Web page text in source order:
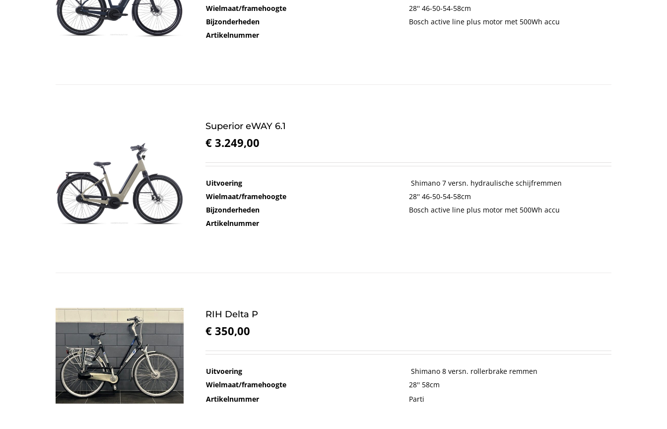
Wielmaat/framehoogte
28'' 46-50-54-58cm
Bijzonderheden
Bosch active line plus motor met 500Wh accu
Artikelnummer
Superior eWAY 6.1
€ 3.249,00
Uitvoering
Shimano 7 versn. hydraulische schijfremmen
Wielmaat/framehoogte
28'' 46-50-54-58cm
Bijzonderheden
Bosch active line plus motor met 500Wh accu
Artikelnummer
RIH Delta P
€ 350,00
Uitvoering
Shimano 8 versn. rollerbrake remmen
Wielmaat/framehoogte
28'' 58cm
Artikelnummer
Parti